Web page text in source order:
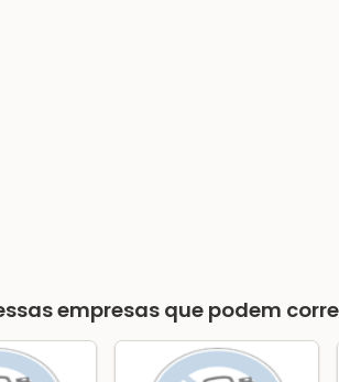
empresas que podem